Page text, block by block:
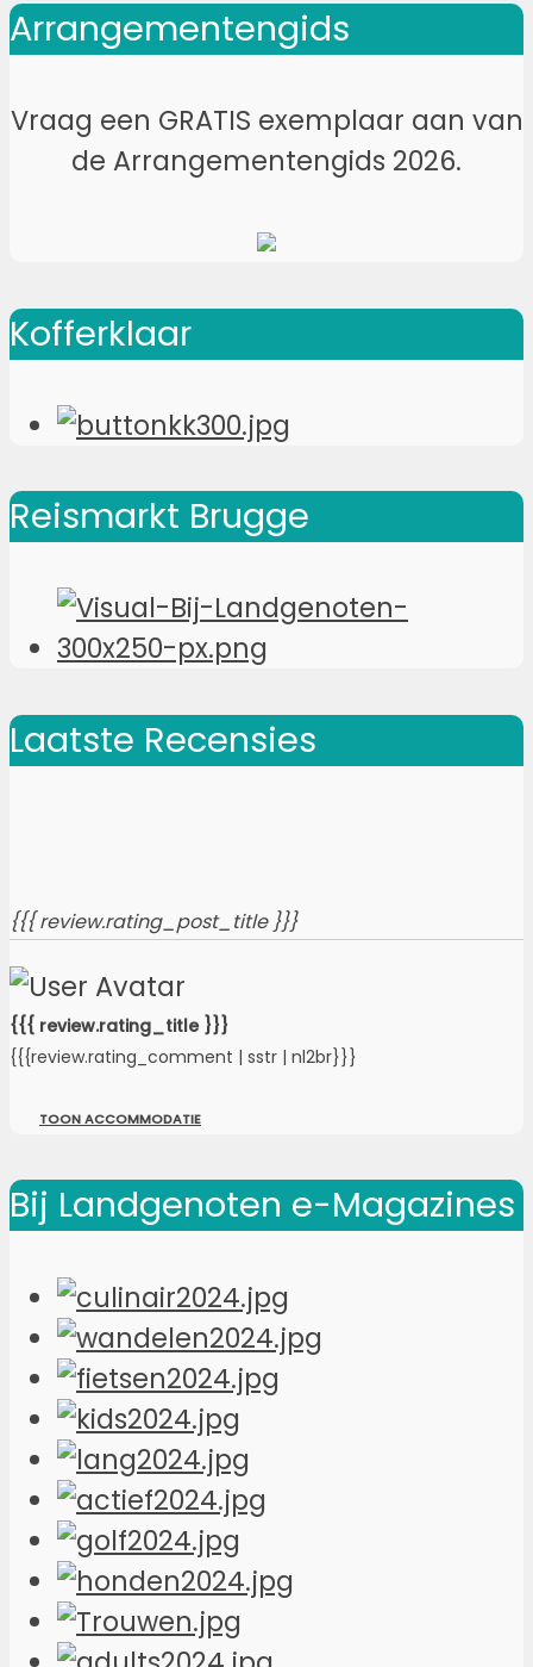
Arrangementengids
Vraag een GRATIS exemplaar aan van
de Arrangementengids 2026.
Kofferklaar
Reismarkt Brugge
Laatste Recensies
{{{ review.rating_post_title }}}
{{{ review.rating_title }}}
{{{review.rating_comment | sstr | nl2br}}}
TOON ACCOMMODATIE
Bij Landgenoten e-Magazines